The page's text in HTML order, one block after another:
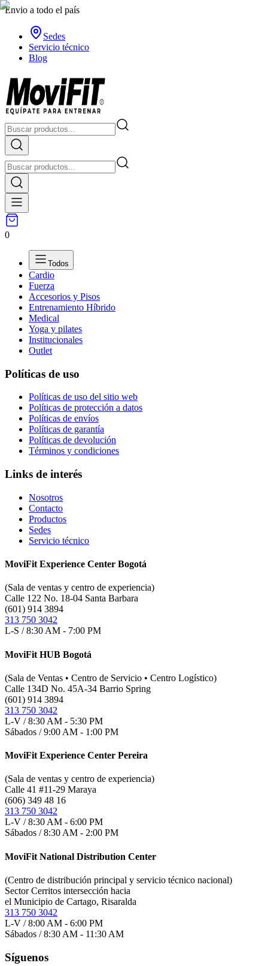
Envio a todo el país
Sedes
Servicio técnico
Blog
0
Todos
Cardio
Fuerza
Accesorios y Pisos
Entrenamiento Híbrido
Medical
Yoga y pilates
Institucionales
Outlet
Políticas de uso
Políticas de uso del sitio web
Políticas de protección a datos
Políticas de envíos
Políticas de garantía
Políticas de devolución
Términos y condiciones
Links de interés
Nosotros
Contacto
Productos
Sedes
Servicio técnico
MoviFit Experience Center Bogotá
(Sala de ventas y centro de experiencia)
Calle 122 No. 18-04 Santa Barbara
(601) 914 3894
313 750 3042
L-S / 8:30 AM - 7:00 PM
MoviFit HUB Bogotá
(Sala de Ventas • Centro de Servicio • Centro Logístico)
Calle 134D No. 45A-34 Barrio Spring
(601) 914 3894
313 750 3042
L-V / 8:30 AM - 5:30 PM
Sábados / 9:00 AM - 1:00 PM
MoviFit Experience Center Pereira
(Sala de ventas y centro de experiencia)
Calle 41 #11-29 Maraya
(606) 349 48 16
313 750 3042
L-V / 8:30 AM - 6:00 PM
Sábados / 8:30 AM - 2:00 PM
MoviFit National Distribution Center
(Centro de distribución principal y servicio técnico nacional)
Sector Cerritos intersección hacia
el Municipio de Cartago, Risaralda
313 750 3042
L-V / 8:00 AM - 6:00 PM
Sábados / 8:30 AM - 11:30 AM
Síguenos